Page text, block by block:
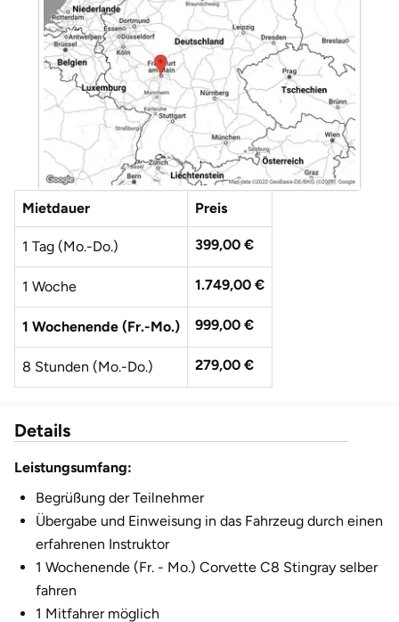
Mietdauer Preis
1 Tag (Mo.-Do.) 399,00 €
1 Woche 1.749,00 €
1 Wochenende (Fr.-Mo.) 999,00 €
8 Stunden (Mo.-Do.) 279,00 €
Details
Leistungsumfang:
Begrüßung der Teilnehmer
Übergabe und Einweisung in das Fahrzeug durch einen
erfahrenen Instruktor
1 Wochenende (Fr. - Mo.) Corvette C8 Stingray selber
fahren
1 Mitfahrer möglich
Düsseldorf
Erfurt
Erlangen
Essen
Flensburg
Freiberg
Freiburg
Fulda
Fürth
Geiselwind
Gelnhausen
Gera